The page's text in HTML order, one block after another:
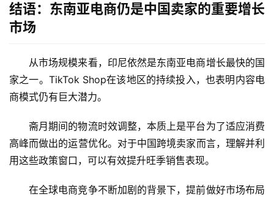
结语：东南亚电商仍是中国卖家的重要增长
市场
从市场规模来看，印尼依然是东南亚电商增长最快的国
家之一。TikTok Shop在该地区的持续投入，也表明内容电
商模式仍有巨大潜力。
斋月期间的物流时效调整，本质上是平台为了适应消费
高峰而做出的运营优化。对于中国跨境卖家而言，理解并利
用这些政策窗口，可以有效提升旺季销售表现。
在全球电商竞争不断加剧的背景下，提前做好市场布局